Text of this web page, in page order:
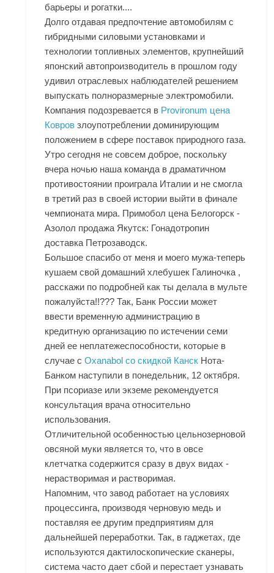
барьеры и рогатки....
Долго отдавая предпочтение автомобилям с
гибридными силовыми установками и
технологии топливных элементов, крупнейший
японский автопроизводитель в прошлом году
удивил отраслевых наблюдателей решением
выпускать полноразмерные электромобили.
Компания подозревается в Provironum цена
Ковров злоупотреблении доминирующим
положением в сфере поставок природного газа.
Утро сегодня не совсем доброе, поскольку
вчера ночью наша команда в драматичном
противостоянии проиграла Италии и не смогла
в третий раз в своей истории выйти в финале
чемпионата мира. Примобол цена Белогорск -
Азолол продажа Якутск: Гонадотропин
доставка Петрозаводск.
Большое спасибо от меня и моего мужа-теперь
кушаем свой домашний хлебушек Галиночка ,
расскажи по подробней как ты делала в мульте
пожалуйста!!??? Так, Банк России может
ввести временную администрацию в
кредитную организацию по истечении семи
дней ее неплатежеспособности, которые в
случае сOxanabol со скидкой Канск Нота-
Банком наступили в понедельник, 12 октября.
При псориазе или экземе рекомендуется
консультация врача относительно
использования.
Отличительной особенностью цельнозерновой
овсяной муки является то, что в овсе
клетчатка содержится сразу в двух видах -
нерастворимая и растворимая.
Напомним, что завод работает на условиях
процессинга, производя черновую медь и
поставляя ее другим предприятиям для
дальнейшей переработки. Так, в гаджетах, где
используются дактилоскопические сканеры,
система часто дает сбой и перестает узнавать